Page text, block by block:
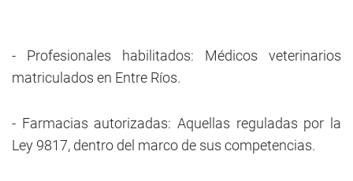
- Profesionales habilitados: Médicos veterinarios
matriculados en Entre Ríos.
- Farmacias autorizadas: Aquellas reguladas por la
Ley 9817, dentro del marco de sus competencias.